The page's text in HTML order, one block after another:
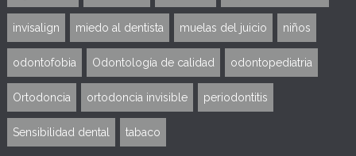
invisalign miedo al dentista muelas del juicio niños
odontofobia Odontología de calidad odontopediatria
Ortodoncia ortodoncia invisible periodontitis
Sensibilidad dental tabaco